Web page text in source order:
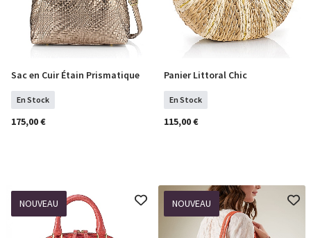
COMMANDER
Sac en Cuir Étain Prismatique
En Stock
175,00 €
COMMANDER
Panier Littoral Chic
En Stock
115,00 €
NOUVEAU NOUVEAU